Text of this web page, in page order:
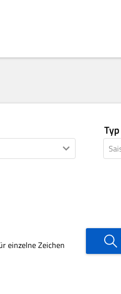
Typ
einzelne Zeichen